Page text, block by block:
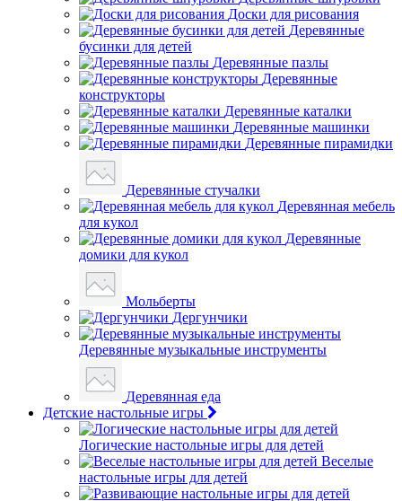
Доски для рисования
Деревянные
бусинки для детей
Деревянные пазлы
Деревянные
конструкторы
Деревянные каталки
Деревянные машинки
Деревянные пирамидки
Деревянные стучалки
Деревянная мебель
для кукол
Деревянные
домики для кукол
Мольберты
Дергунчики
Деревянные музыкальные инструменты
Деревянная еда
Детские настольные игры
Логические настольные игры для детей
Веселые
настольные игры для детей